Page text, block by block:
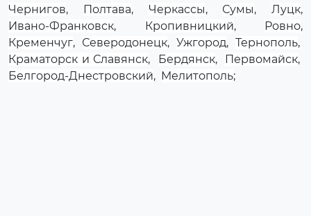
Чернигов, Полтава, Черкассы, Сумы, Луцк,
Ивано-Франковск, Кропивницкий, Ровно,
Кременчуг, Северодонецк, Ужгород, Тернополь,
Краматорск и Славянск, Бердянск, Первомайск,
Белгород-Днестровский, Мелитополь;